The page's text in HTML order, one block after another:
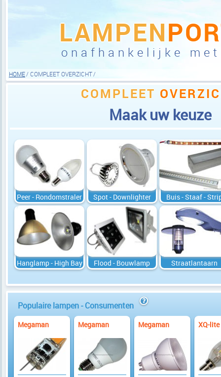
LAMPEN
onafhankelijke
HOME COMPLEET OVERZICHT
COMPLEET
Maak uw keuze
Peer - Rondomstraler Spot - Downlighter Buis - Staaf -
Hanglamp - High Bay Flood - Bouwlamp Straatlantaarn
Populaire lampen - Consumenten info
Megaman Megaman Megaman XQ-lite